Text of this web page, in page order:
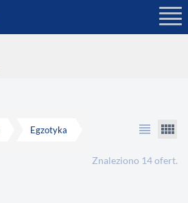
Egzotyka view_headline view_comfy
Znaleziono 14 ofert.